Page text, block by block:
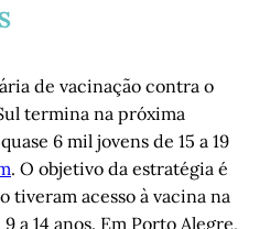
de vacinação contra o
termina na próxima
6 mil jovens de 15 a 19
. O objetivo da estratégia é
tiveram acesso à vacina na
a 14 anos. Em Porto Alegre,